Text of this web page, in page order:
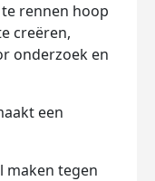
rennen hoop
creëren,
onderzoek en
een
maken tegen